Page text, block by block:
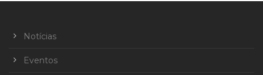
Notícias
Eventos